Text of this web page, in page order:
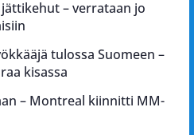
– verrataan jo
tulossa Suomeen –
kisassa
– Montreal kiinnitti MM-